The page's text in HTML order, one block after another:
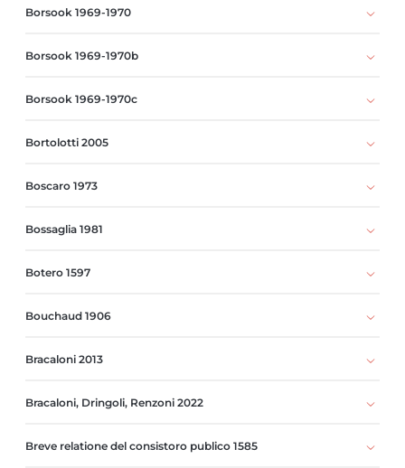
Borsook 1969-1970
Borsook 1969-1970b
Borsook 1969-1970c
Bortolotti 2005
Boscaro 1973
Bossaglia 1981
Botero 1597
Bouchaud 1906
Bracaloni 2013
Bracaloni, Dringoli, Renzoni 2022
Breve relatione del consistoro publico 1585